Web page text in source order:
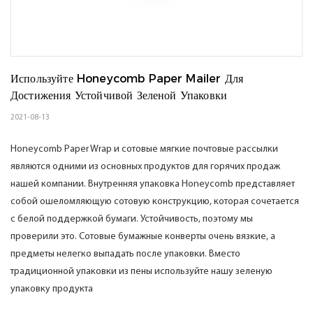
Используйте Honeycomb Paper Mailer Для
Достижения Устойчивой Зеленой Упаковки
2021-08-13
Honeycomb Paper Wrap и сотовые мягкие почтовые рассылки
являются одними из основных продуктов для горячих продаж
нашей компании. Внутренняя упаковка Honeycomb представляет
собой ошеломляющую сотовую конструкцию, которая сочетается
с белой поддержкой бумаги. Устойчивость, поэтому мы
проверили это. Сотовые бумажные конверты очень вязкие, а
предметы нелегко выпадать после упаковки. Вместо
традиционной упаковки из пены используйте нашу зеленую
упаковку продукта